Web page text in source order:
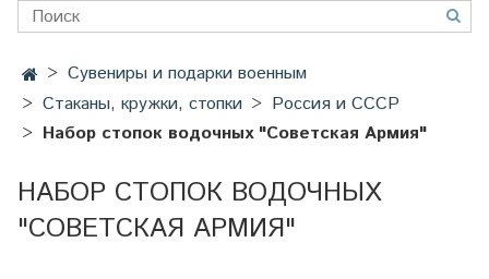
Сувениры и подарки военным
Стаканы, кружки, стопки
Россия и СССР
Набор стопок водочных "Советская Армия"
НАБОР СТОПОК ВОДОЧНЫХ
"СОВЕТСКАЯ АРМИЯ"